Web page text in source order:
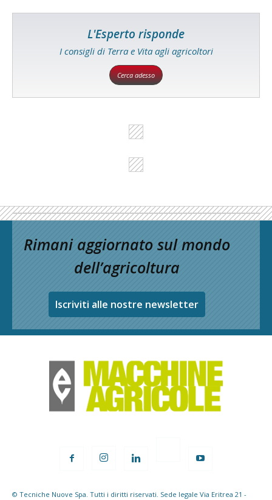
L'Esperto risponde
I consigli di Terra e Vita agli agricoltori
Cerca adesso
Rimani aggiornato sul mondo
dell’agricoltura
Iscriviti alle nostre newsletter
© Tecniche Nuove Spa. Tutti i diritti riservati. Sede legale Via Eritrea 21 -